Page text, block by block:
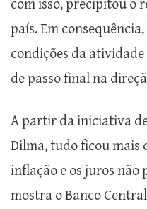
com isso, precipitou o
país. Em
condições da
de passo final na
A partir da iniciativa
Dilma, tudo ficou mais
inflação e os juros não
mostra o Banco